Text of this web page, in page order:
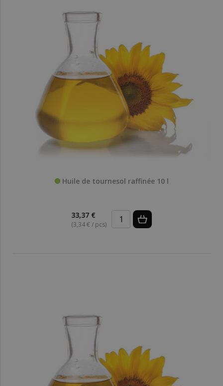
Huile de tournesol raffinée 10 l
33,37 €
(3,34 € / pcs)